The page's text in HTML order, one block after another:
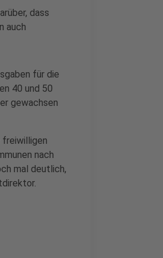
dass
auch
für die
40 und 50
gewachsen
freiwilligen
nach
mal deutlich,